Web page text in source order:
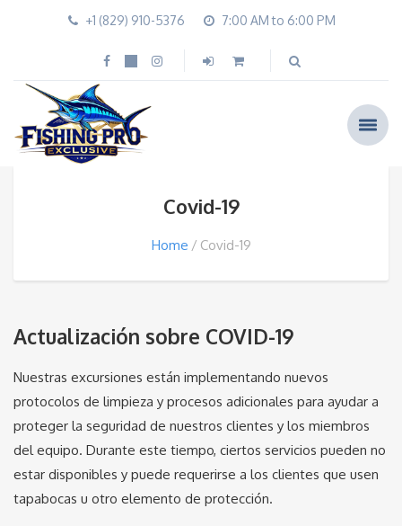
+1 (829) 910-5376 7:00 AM to 6:00 PM
Covid-19
Home Covid-19
Actualización sobre COVID-19
Nuestras excursiones están implementando nuevos
protocolos de limpieza y procesos adicionales para ayudar a
proteger la seguridad de nuestros clientes y los miembros
del equipo. Durante este tiempo, ciertos servicios pueden no
estar disponibles y puede requerirse a los clientes que usen
tapabocas u otro elemento de protección.